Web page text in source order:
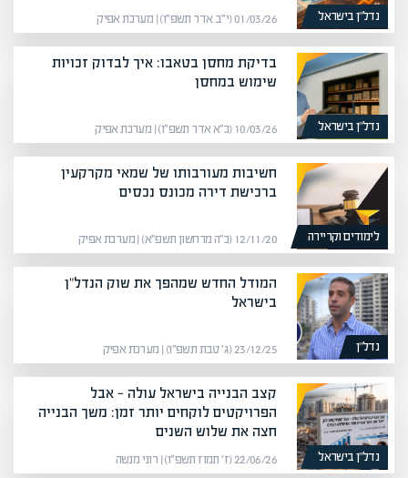
נדל”ן בישראל 01/03/26 (י״ב אדר תשפ״ו) | מערכת אפיק
נדל”ן בישראל
בדיקת מחסן בטאבו: איך לבדוק זכויות
שימוש במחסן
10/03/26 (כ״א אדר תשפ״ו) | מערכת אפיק
לימודים וקריירה
חשיבות מעורבותו של שמאי מקרקעין
ברכישת דירה מכונס נכסים
12/11/20 (כ״ה מרחשון תשפ״א) | מערכת אפיק
נדל”ן
המודל החדש שמהפך את שוק הנדל"ן
בישראל
23/12/25 (ג׳ טבת תשפ״ו) | מערכת אפיק
נדל”ן בישראל
קצב הבנייה בישראל עולה — אבל
הפרויקטים לוקחים יותר זמן: משך הבנייה
חצה את שלוש השנים
22/06/26 (ז׳ תמוז תשפ״ו) | רוני מנשה